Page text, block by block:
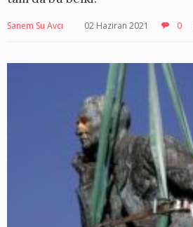
Sanem Su Avcı 02 Haziran 2021 0